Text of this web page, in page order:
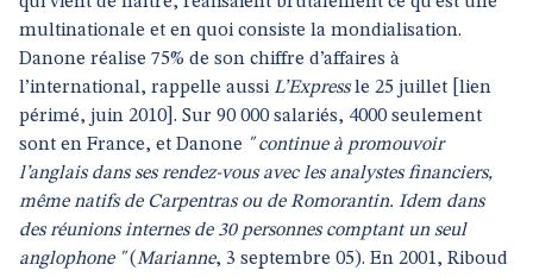
multinationale et en quoi consiste la mondialisation.
Danone réalise 75% de son chiffre d’affaires à
l’international, rappelle aussi L’Expressle 25 juillet [lien
périmé, juin 2010]. Sur 90 000 salariés, 4000 seulement
sont en France, et Danone " continue à promouvoir
l’anglais dans ses rendez-vous avec les analystes financiers,
même natifs de Carpentras ou de Romorantin. Idem dans
des réunions internes de 30 personnes comptant un seul
anglophone "(Marianne, 3 septembre 05). En 2001, Riboud